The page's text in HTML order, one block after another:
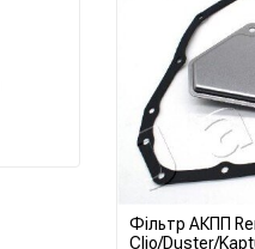
Фільтр АКПП
Clio/Duster/